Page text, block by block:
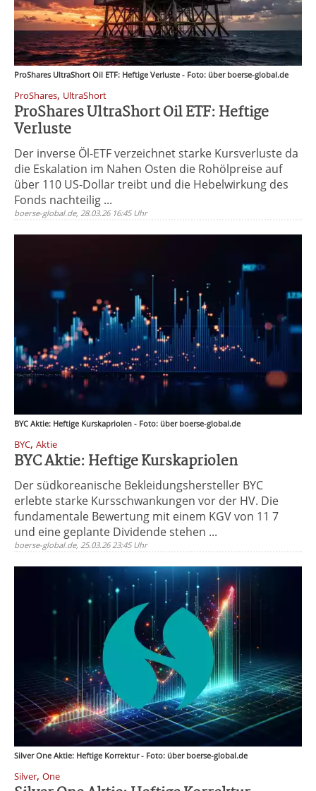
ProShares UltraShort Oil ETF: Heftige Verluste - Foto: über boerse-global.de
ProShares, UltraShort
ProShares UltraShort Oil ETF: Heftige
Verluste
Der inverse Öl-ETF verzeichnet starke Kursverluste da
die Eskalation im Nahen Osten die Rohölpreise auf
über 110 US-Dollar treibt und die Hebelwirkung des
Fonds nachteilig ...
boerse-global.de, 28.03.26 16:45 Uhr
BYC Aktie: Heftige Kurskapriolen - Foto: über boerse-global.de
BYC, Aktie
BYC Aktie: Heftige Kurskapriolen
Der südkoreanische Bekleidungshersteller BYC
erlebte starke Kursschwankungen vor der HV. Die
fundamentale Bewertung mit einem KGV von 11 7
und eine geplante Dividende stehen ...
boerse-global.de, 25.03.26 23:45 Uhr
Silver One Aktie: Heftige Korrektur - Foto: über boerse-global.de
Silver, One